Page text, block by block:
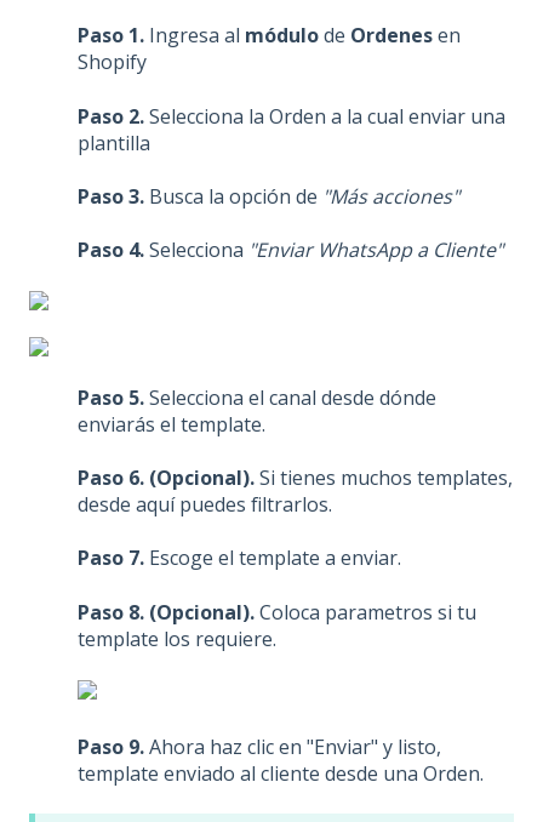
Paso 1. Ingresa al módulode Ordenesen
Shopify
Paso 2.Selecciona la Orden a la cual enviar una
plantilla
Paso 3. Busca la opción de "Más acciones"
Paso 4.Selecciona "Enviar WhatsApp a Cliente"
Paso 5.Selecciona el canal desde dónde
enviarás el template.
Paso 6. (Opcional).Si tienes muchos templates,
desde aquí puedes filtrarlos.
Paso 7. Escoge el template a enviar.
Paso 8. (Opcional).Coloca parametros si tu
template los requiere.
Paso 9.Ahora haz clic en "Enviar" y listo,
template enviado al cliente desde una Orden.